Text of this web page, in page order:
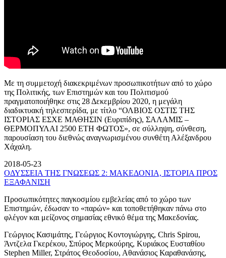
Με τη συμμετοχή διακεκριμένων προσωπικοτήτων από το χώρο
της Πολιτικής, των Επιστημών και του Πολιτισμού
πραγματοποιήθηκε στις 28 Δεκεμβρίου 2020, η μεγάλη
διαδικτυακή τηλεσπερίδα, με τίτλο “ΟΛΒΙΟΣ ΟΣΤΙΣ ΤΗΣ
ΙΣΤΟΡΙΑΣ ΕΣΧΕ ΜΑΘΗΣΙΝ (Ευριπίδης), ΣΑΛΑΜΙΣ –
ΘΕΡΜΟΠΥΛΑΙ 2500 ΕΤΗ ΦΩΤΟΣ», σε σύλληψη, σύνθεση,
παρουσίαση του διεθνώς αναγνωρισμένου συνθέτη Αλέξανδρου
Χάχαλη.
2018-05-23
ΟΔΥΣΣΕΙΑ ΤΗΣ ΓΝΩΣΕΩΣ 2: ΜΑΚΕΔΟΝΙΑ, ΙΣΤΟΡΙΑ ΠΡΟΣ
ΕΞΑΦΑΝΙΣΗ
Προσωπικότητες παγκοσμίου εμβελείας από το χώρο των
Επιστημών, έδωσαν το «παρών» και τοποθετήθηκαν πάνω στο
φλέγον και μείζονος σημασίας εθνικό θέμα της Μακεδονίας.
Γεώργιος Κασιμάτης, Γεώργιος Κοντογιώργης, Chris Spirou,
Άντζελα Γκερέκου, Σπύρος Μερκούρης, Κυριάκος Ευσταθίου
Stephen Miller, Στράτος Θεοδοσίου, Αθανάσιος Καραθανάσης,